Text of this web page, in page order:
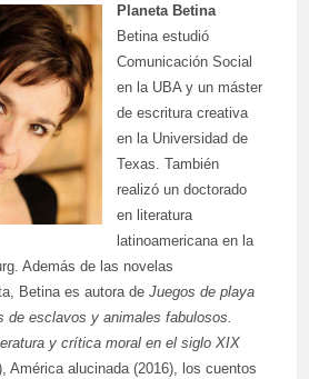
Planeta Betina
Betina estudió
Comunicación Social
en la UBA y un máster
de escritura creativa
en la Universidad de
Texas. También
realizó un doctorado
en literatura
latinoamericana en la
Además de las novelas
Betina es autora deJuegos de playa
de esclavos y animales fabulosos.
y crítica moral en el siglo XIX
América alucinada (2016), los cuentos